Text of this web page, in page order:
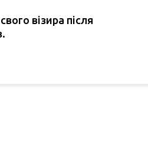
візира після